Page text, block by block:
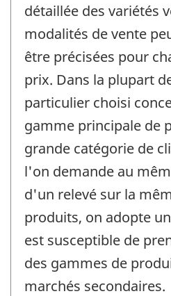
détaillée des variétés
modalités de vente
être précisées pour
prix. Dans la plupart
particulier choisi
gamme principale de
grande catégorie de
l'on demande au
d'un relevé sur la
produits, on adopte
est susceptible de
des gammes de
marchés secondaires.